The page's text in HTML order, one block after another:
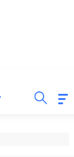
INSPIRASI